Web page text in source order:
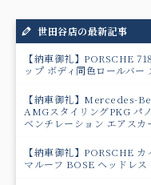
世田谷店の最新記事
【納車御礼】PORSCHE
ップ ボディ同色ロールバー
【納車御礼】Mercedes-
AMGスタイリングPKG パ
ベンチレーション エアスカ
【納車御礼】PORSCHE
マルーフ BOSE ヘッドレス